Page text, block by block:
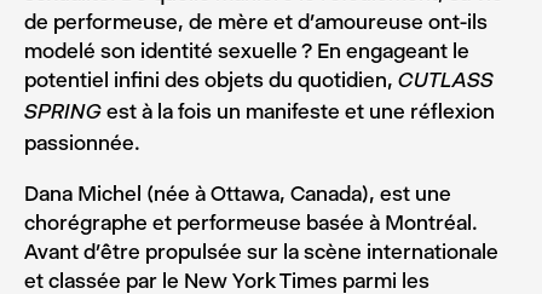
de performeuse, de mère et d’amoureuse ont-ils
modelé son identité sexuelle ? En engageant le
potentiel infini des objets du quotidien, CUTLASS
SPRING est à la fois un manifeste et une réflexion
passionnée.
Dana Michel (née à Ottawa, Canada), est une
chorégraphe et performeuse basée à Montréal.
Avant d’être propulsée sur la scène internationale
et classée par le New York Times parmi les